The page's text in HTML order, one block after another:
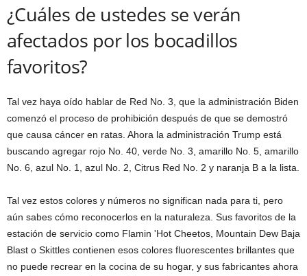
¿Cuáles de ustedes se verán
afectados por los bocadillos
favoritos?
Tal vez haya oído hablar de Red No. 3, que la administración Biden
comenzó el proceso de prohibición después de que se demostró
que causa cáncer en ratas. Ahora la administración Trump está
buscando agregar rojo No. 40, verde No. 3, amarillo No. 5, amarillo
No. 6, azul No. 1, azul No. 2, Citrus Red No. 2 y naranja B a la lista.
Tal vez estos colores y números no significan nada para ti, pero
aún sabes cómo reconocerlos en la naturaleza. Sus favoritos de la
estación de servicio como Flamin 'Hot Cheetos, Mountain Dew Baja
Blast o Skittles contienen esos colores fluorescentes brillantes que
no puede recrear en la cocina de su hogar, y sus fabricantes ahora